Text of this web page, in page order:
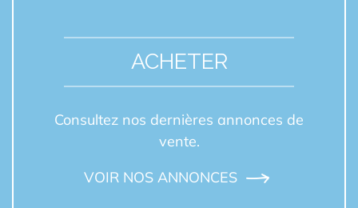
ACHETER
Consultez nos dernières annonces de
vente.
VOIR NOS ANNONCES